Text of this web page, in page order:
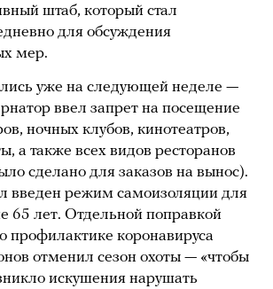
штаб, который стал
для обсуждения
мер.
уже на следующей неделе —
ввел запрет на посещение
ночных клубов, кинотеатров,
а также всех видов ресторанов
сделано для заказов на вынос).
введен режим самоизоляции для
65 лет. Отдельной поправкой
профилактике коронавируса
отменил сезон охоты — «чтобы
искушения нарушать